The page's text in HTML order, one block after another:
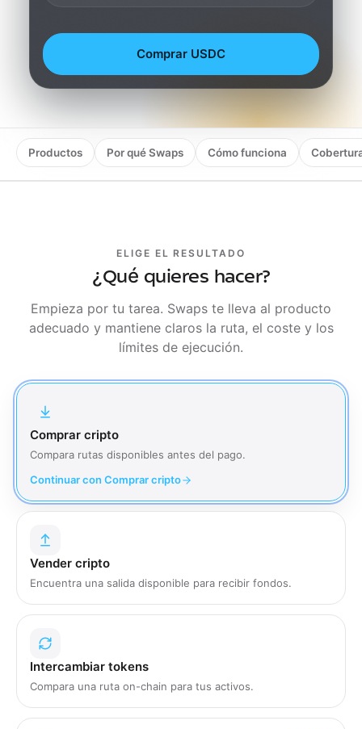
Comprar USDC
Productos Por qué Swaps Cómo funciona
ELIGE EL RESULTADO
¿Qué quieres hacer?
Empieza por tu tarea. Swaps te lleva al producto
adecuado y mantiene claros la ruta, el coste y los
límites de ejecución.
Comprar cripto
Compara rutas disponibles antes del pago.
Continuar con Comprar cripto
Vender cripto
Encuentra una salida disponible para recibir fondos.
Intercambiar tokens
Compara una ruta on-chain para tus activos.